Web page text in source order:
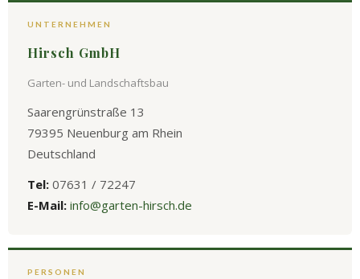
UNTERNEHMEN
Hirsch GmbH
Garten- und Landschaftsbau
Saarengrünstraße 13
79395 Neuenburg am Rhein
Deutschland
Tel: 07631 / 72247
E-Mail: info@garten-hirsch.de
PERSONEN